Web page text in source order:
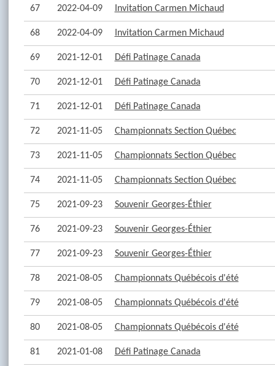
67 2022-04-09 Invitation Carmen Michaud
68 2022-04-09 Invitation Carmen Michaud
69 2021-12-01 Défi Patinage Canada
70 2021-12-01 Défi Patinage Canada
71 2021-12-01 Défi Patinage Canada
72 2021-11-05 Championnats Section Québec
73 2021-11-05 Championnats Section Québec
74 2021-11-05 Championnats Section Québec
75 2021-09-23 Souvenir Georges-Éthier
76 2021-09-23 Souvenir Georges-Éthier
77 2021-09-23 Souvenir Georges-Éthier
78 2021-08-05 Championnats Québécois d'été
79 2021-08-05 Championnats Québécois d'été
80 2021-08-05 Championnats Québécois d'été
81 2021-01-08 Défi Patinage Canada